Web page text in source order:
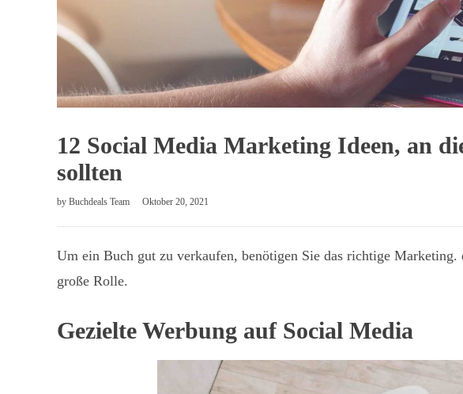
12 Social Media Marketing Ideen, an
sollten
by Buchdeals Team Oktober 20, 2021
Um ein Buch gut zu verkaufen, benötigen Sie das richtige
große Rolle.
Gezielte Werbung auf Social Media